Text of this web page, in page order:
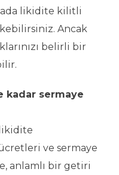
likidite kilitli
Ancak
belirli bir
kadar sermaye
ve sermaye
anlamlı bir getiri